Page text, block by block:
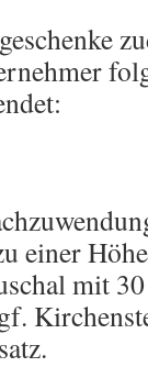
einer
mit